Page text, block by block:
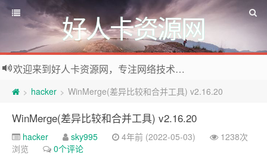
好人卡资源网
欢迎来到好人卡资源网，专注网络技术资源收集，我们不仅是网络资源的搬运工，也生产原创资源。寻找资源请留言或关注公众号:烈日下的男人
> hacker > WinMerge(差异比较和合并工具) v2.16.20
WinMerge(差异比较和合并工具) v2.16.20
hacker sky995 4年前 (2022-05-03)
1238次
浏览
0个评论